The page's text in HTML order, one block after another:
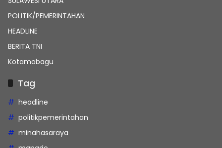
POLITIK/PEMERINTAHAN
HEADLINE
BERITA TNI
Kotamobagu
Tag
headline
politikpemerintahan
minahasaraya